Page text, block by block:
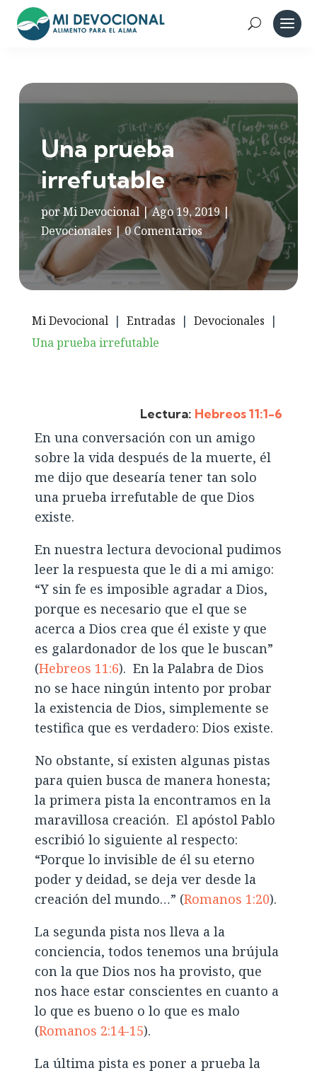
Una prueba
irrefutable
porMi Devocional |Ago 19, 2019|
Devocionales|0 Comentarios
Mi Devocional | Entradas | Devocionales |
Una prueba irrefutable
Lectura: Hebreos 11:1-6
En una conversación con un amigo
sobre la vida después de la muerte, él
me dijo que desearía tener tan solo
una prueba irrefutable de que Dios
existe.
En nuestra lectura devocional pudimos
leer la respuesta que le di a mi amigo:
“Y sin fe es imposible agradar a Dios,
porque es necesario que el que se
acerca a Dios crea que él existe y que
es galardonador de los que le buscan”
(Hebreos 11:6). En la Palabra de Dios
no se hace ningún intento por probar
la existencia de Dios, simplemente se
testifica que es verdadero: Dios existe.
No obstante, sí existen algunas pistas
para quien busca de manera honesta;
la primera pista la encontramos en la
maravillosa creación. El apóstol Pablo
escribió lo siguiente al respecto:
“Porque lo invisible de él su eterno
poder y deidad, se deja ver desde la
creación del mundo…” (Romanos 1:20).
La segunda pista nos lleva a la
conciencia, todos tenemos una brújula
con la que Dios nos ha provisto, que
nos hace estar conscientes en cuanto a
lo que es bueno o lo que es malo
(Romanos 2:14-15).
La última pista es poner a prueba la